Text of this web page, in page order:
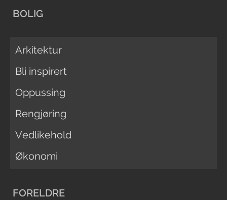
BOLIG
Arkitektur
Bli inspirert
Oppussing
Rengjøring
Vedlikehold
Økonomi
FORELDRE